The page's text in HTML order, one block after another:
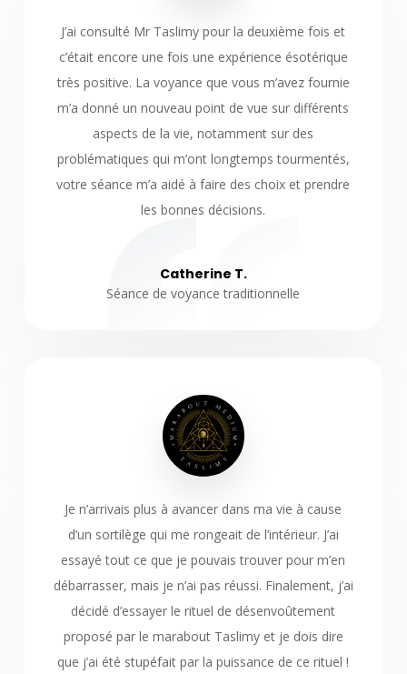
J’ai consulté Mr Taslimy pour la deuxième fois et
c’était encore une fois une expérience ésotérique
très positive. La voyance que vous m’avez fournie
m’a donné un nouveau point de vue sur différents
aspects de la vie, notamment sur des
problématiques qui m’ont longtemps tourmentés,
votre séance m’a aidé à faire des choix et prendre
les bonnes décisions.
Catherine T.
Séance de voyance traditionnelle
Je n’arrivais plus à avancer dans ma vie à cause
d’un sortilège qui me rongeait de l’intérieur. J’ai
essayé tout ce que je pouvais trouver pour m’en
débarrasser, mais je n’ai pas réussi. Finalement, j’ai
décidé d’essayer le rituel de désenvoûtement
proposé par le marabout Taslimy et je dois dire
que j’ai été stupéfait par la puissance de ce rituel !